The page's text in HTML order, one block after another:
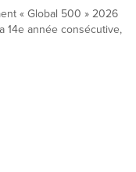
« Global 500 » 2026
14e année consécutive,